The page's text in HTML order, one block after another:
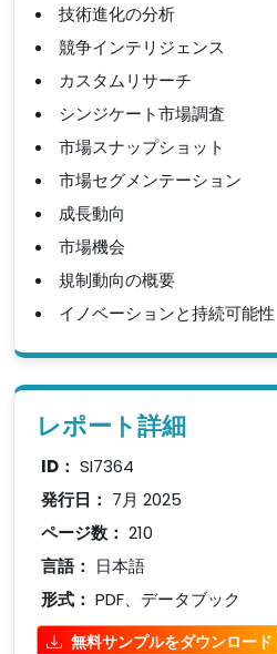
技術進化の分析
競争インテリジェンス
カスタムリサーチ
シンジケート市場調査
市場スナップショット
市場セグメンテーション
成長動向
市場機会
規制動向の概要
イノベーションと持続可能性
レポート詳細
ID： SI7364
発行日： 7月 2025
ページ数： 210
言語： 日本語
形式： PDF、データブック
無料サンプルをダウンロード